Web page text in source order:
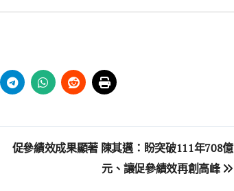
促參績效成果顯著 陳其邁：盼突破111年708億
元、讓促參績效再創高峰